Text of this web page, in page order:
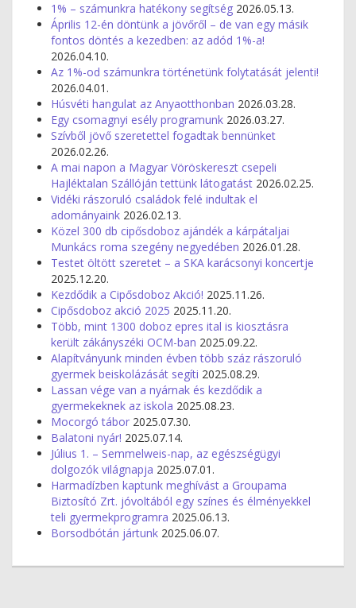
1% – számunkra hatékony segítség 2026.05.13.
Április 12-én döntünk a jövőről – de van egy másik
fontos döntés a kezedben: az adód 1%-a!
2026.04.10.
Az 1%-od számunkra történetünk folytatását jelenti!
2026.04.01.
Húsvéti hangulat az Anyaotthonban 2026.03.28.
Egy csomagnyi esély programunk 2026.03.27.
Szívből jövő szeretettel fogadtak bennünket
2026.02.26.
A mai napon a Magyar Vöröskereszt csepeli
Hajléktalan Szállóján tettünk látogatást 2026.02.25.
Vidéki rászoruló családok felé indultak el
adományaink 2026.02.13.
Közel 300 db cipősdoboz ajándék a kárpátaljai
Munkács roma szegény negyedében 2026.01.28.
Testet öltött szeretet – a SKA karácsonyi koncertje
2025.12.20.
Kezdődik a Cipősdoboz Akció! 2025.11.26.
Cipősdoboz akció 2025 2025.11.20.
Több, mint 1300 doboz epres ital is kiosztásra
került zákányszéki OCM-ban 2025.09.22.
Alapítványunk minden évben több száz rászoruló
gyermek beiskolázását segíti 2025.08.29.
Lassan vége van a nyárnak és kezdődik a
gyermekeknek az iskola 2025.08.23.
Mocorgó tábor 2025.07.30.
Balatoni nyár! 2025.07.14.
Július 1. – Semmelweis-nap, az egészségügyi
dolgozók világnapja 2025.07.01.
Harmadízben kaptunk meghívást a Groupama
Biztosító Zrt. jóvoltából egy színes és élményekkel
teli gyermekprogramra 2025.06.13.
Borsodbótán jártunk 2025.06.07.